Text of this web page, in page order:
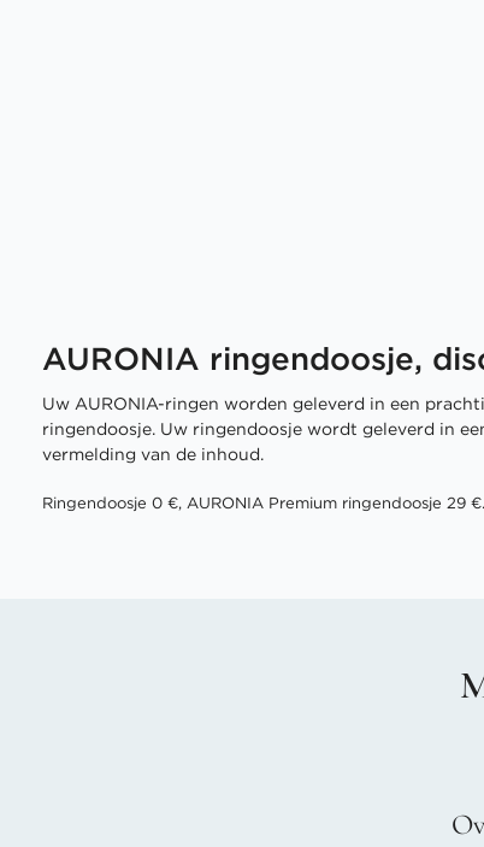
AURONIA ringendoosje,
Uw AURONIA-ringen worden geleverd in een
ringendoosje. Uw ringendoosje wordt geleverd in
vermelding van de inhoud.
Ringendoosje 0 €, AURONIA Premium ringendoosje 29 €.